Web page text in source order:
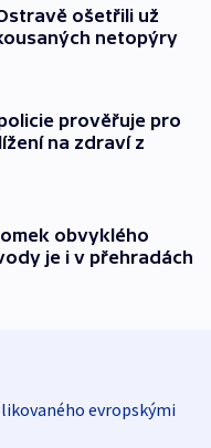
ošetřili už
netopýry
prověřuje pro
na zdraví z
obvyklého
je i v přehradách
evropskými